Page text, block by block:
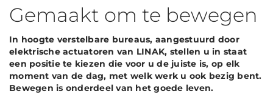
Gemaakt om te bewegen
In hoogte verstelbare bureaus, aangestuurd door
elektrische actuatoren van LINAK, stellen u in staat
een positie te kiezen die voor u de juiste is, op elk
moment van de dag, met welk werk u ook bezig bent.
Bewegen is onderdeel van het goede leven.